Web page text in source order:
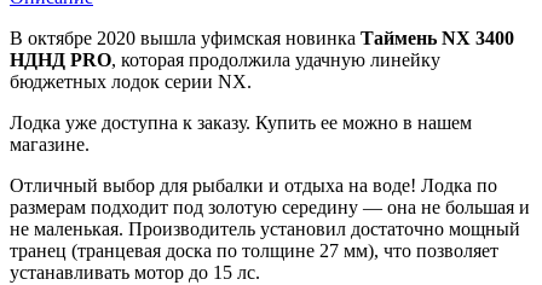
В октябре 2020 вышла уфимская новинка Таймень NX 3400
НДНД PRO, которая продолжила удачную линейку
бюджетных лодок серии NX.
Лодка уже доступна к заказу. Купить ее можно в нашем
магазине.
Отличный выбор для рыбалки и отдыха на воде! Лодка по
размерам подходит под золотую середину — она не большая и
не маленькая. Производитель установил достаточно мощный
транец (транцевая доска по толщине 27 мм), что позволяет
устанавливать мотор до 15 лс.